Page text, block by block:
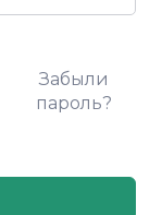
Забыли
пароль?